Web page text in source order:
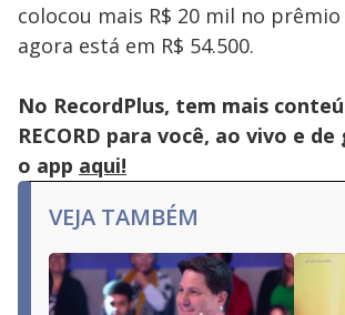
close
colocou mais R$ 20 mil no
agora está em R$ 54.500.
No RecordPlus, tem mais
RECORD para você, ao vivo e
o app aqui!
VEJA TAMBÉM